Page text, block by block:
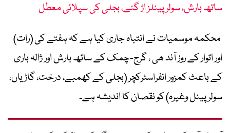
ساتھ بارش، سولر پینلز اڑ گئے، بجلی کی سپلائی معطل
محکمہ موسمیات نے انتباہ جاری کیا ہے کہ ہفتے کی (رات)
اور اتوار کے روز آند ھی ، گرج-چمک کے ساتھ بارش اور ژالہ باری
کے باعث کمزور انفراسٹرکچر (بجلی کے کھمبے، درخت، گاڑیاں،
سولر پینل وغیرہ) کو نقصان کا اندیشہ ہے۔